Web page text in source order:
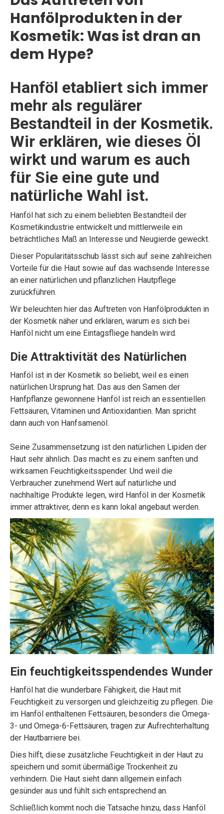
Hanfölprodukten in der
Kosmetik: Was ist dran an
dem Hype?
Hanföl etabliert sich immer
mehr als regulärer
Bestandteil in der Kosmetik.
Wir erklären, wie dieses Öl
wirkt und warum es auch
für Sie eine gute und
natürliche Wahl ist.
Hanföl hat sich zu einem beliebten Bestandteil der
Kosmetikindustrie entwickelt und mittlerweile ein
beträchtliches Maß an Interesse und Neugierde geweckt.
Dieser Popularitätsschub lässt sich auf seine zahlreichen
Vorteile für die Haut sowie auf das wachsende Interesse
an einer natürlichen und pflanzlichen Hautpflege
zurückführen.
Wir beleuchten hier das Auftreten von Hanfölprodukten in
der Kosmetik näher und erklären, warum es sich bei
Hanföl nicht um eine Eintagsfliege handeln wird.
Die Attraktivität des Natürlichen
Hanföl ist in der Kosmetik so beliebt, weil es einen
natürlichen Ursprung hat. Das aus den Samen der
Hanfpflanze gewonnene Hanföl ist reich an essentiellen
Fettsäuren, Vitaminen und Antioxidantien. Man spricht
dann auch von Hanfsamenöl.
Seine Zusammensetzung ist den natürlichen Lipiden der
Haut sehr ähnlich. Das macht es zu einem sanften und
wirksamen Feuchtigkeitsspender. Und weil die
Verbraucher zunehmend Wert auf natürliche und
nachhaltige Produkte legen, wird Hanföl in der Kosmetik
immer attraktiver, denn es kann lokal angebaut werden.
Ein feuchtigkeitsspendendes Wunder
Hanföl hat die wunderbare Fähigkeit, die Haut mit
Feuchtigkeit zu versorgen und gleichzeitig zu pflegen. Die
im Hanföl enthaltenen Fettsäuren, besonders die Omega-
3- und Omega-6-Fettsäuren, tragen zur Aufrechterhaltung
der Hautbarriere bei.
Dies hilft, diese zusätzliche Feuchtigkeit in der Haut zu
speichern und somit übermäßige Trockenheit zu
verhindern. Die Haut sieht dann allgemein einfach
gesünder aus und fühlt sich entsprechend an.
Schließlich kommt noch die Tatsache hinzu, dass Hanföl